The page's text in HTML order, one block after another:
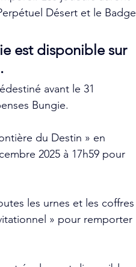
Désert et le Badge
est disponible sur
avant le 31
Bungie.
du Destin » en
2025 à 17h59 pour
les urnes et les coffres
» pour remporter